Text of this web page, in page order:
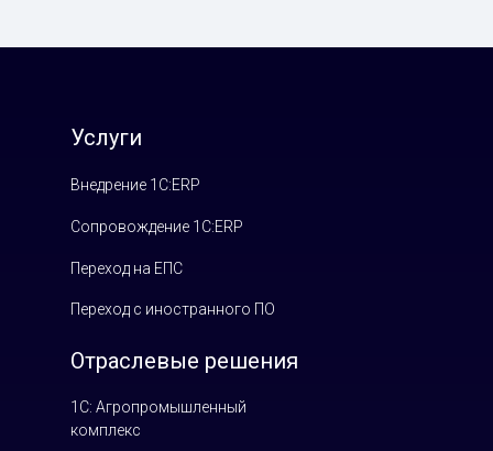
Услуги
Отраслевые решения
1С: Агропромышленный
комплекс
Внедрение 1С:ERP
Сопровождение 1С:ERP
Переход на ЕПС
Переход с иностранного ПО